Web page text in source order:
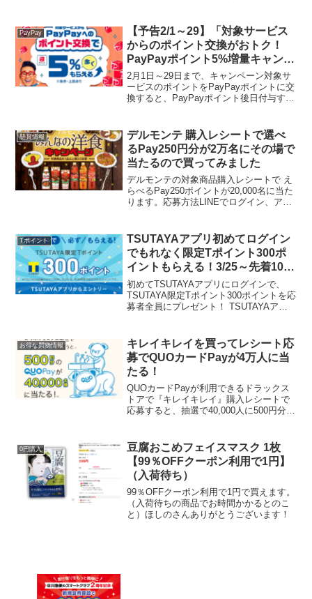
ャンボ 4,000本5月20日（土）：カル...
PayPay
【予告2/1～29】「対象サービス
からのポイント交換がおトク！
PayPayポイント5%増量キャンペ
ーン」
2月1日～29日まで、キャンペーン対象サ
ービスのポイントをPayPayポイントに交
換すると、PayPayポイント後日付与する
ービス：おでかけEV （）くらしTEPC...
懸賞情報
デルモンテ 購入レシートで選べ
るPay250円分が2万名にその場で
当たるので買ってみました
デルモンテの対象商品購入レシートで え
らべるPay250ポイントが20,000名に当た
ります。応募方法LINEでログイン、アン
ンテ パットマ！トマトおかずソース 30...
Tポイント
TSUTAYAアプリ初めてログイン
でもれなく限定Tポイント300ポ
イントもらえる！3/25～先着10万
人に100ポイント合計400P
初めてTSUTAYAアプリにログインで、
TSUTAYA限定Tポイント300ポイントを応
募者全員にプレゼント！ TSUTAYAアプ
月18日（金）～2022年3月2...
お得な買物情報
キレイキレイを買ってレシート応
募でQUOカードPayが4万人に当
たる！
QUOカードPayが利用できるドラックス
トアで『キレイキレイ』購入レシートで
応募すると、抽選で40,000人に500円分の
ちら詰め替えも対象です。購入対象店舗
はこ...
0円購入
豆腐おこめフェイスマスク 1枚
【99％OFFクーポン利用で1円】
（入荷待ち）
99％OFFクーポン利用で1円で買えます。
（入荷待ちの商品でお時間かかるとのこ
と）ほしのさんありがとうございます！